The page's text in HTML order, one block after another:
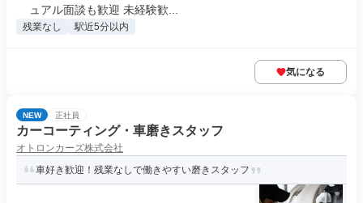
ュアル面談も歓迎 未経験歓...
残業なし 駅近5分以内
気になる
NEW 正社員
カーコーティング・車磨きスタッフ
オトロンカーズ株式会社
車好き歓迎！残業なしで働きやすい磨きスタッフ